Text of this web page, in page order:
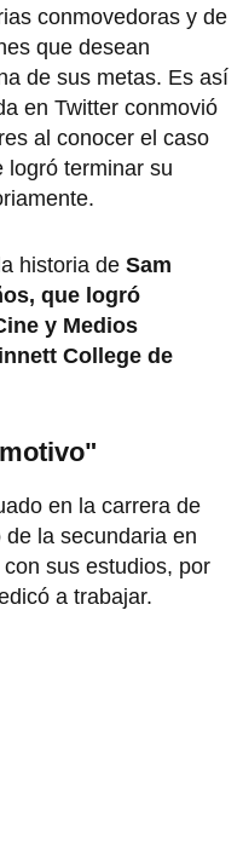
conmovedoras y de
que desean
de sus metas. Es así
en Twitter conmovió
al conocer el caso
logró terminar su
historia de Sam
que logró
y Medios
College de
en la carrera de
la secundaria en
sus estudios, por
a trabajar.